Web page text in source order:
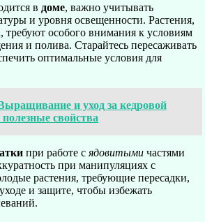
в доме, важно учитывать
и уровня освещенности. Растения,
требуют особого внимания к условиям
и полива. Старайтесь пересаживать
оптимальные условия для
и уход за кедровой
свойства
при работе с ядовитыми частями
при манипуляциях с
растения, требующие пересадки,
и защите, чтобы избежать